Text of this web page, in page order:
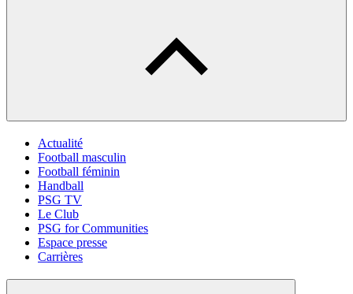
Actualité
Football masculin
Football féminin
Handball
PSG TV
Le Club
PSG for Communities
Espace presse
Carrières